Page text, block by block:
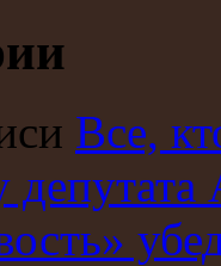
Все,